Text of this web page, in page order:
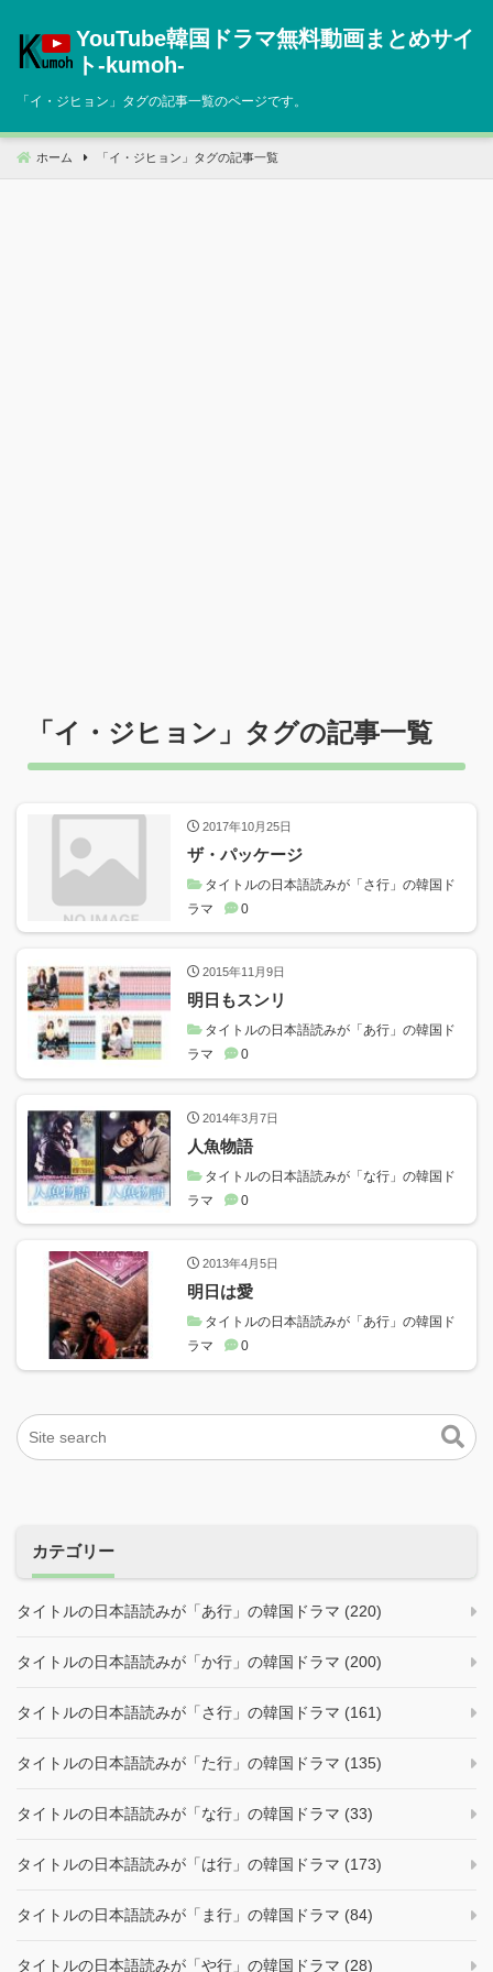
へ
動
YouTube韓国ドラマ無料動画まとめサイ
ト‐kumoh‐
「イ・ジヒョン 」タグの記事一覧のページです。
ホーム 「 イ・ジヒョン 」タグの記事一覧
「イ・ジヒョン 」タグの記事一覧
2017年10月25日
ザ・パッケージ
タイトルの日本語読みが「さ行」の韓国ド
ラマ
0
2015年11月9日
明日もスンリ
タイトルの日本語読みが「あ行」の韓国ド
ラマ
0
2014年3月7日
人魚物語
タイトルの日本語読みが「な行」の韓国ド
ラマ
0
2013年4月5日
明日は愛
タイトルの日本語読みが「あ行」の韓国ド
ラマ
0
カテゴリー
タイトルの日本語読みが「あ行」の韓国ドラマ (220)
タイトルの日本語読みが「か行」の韓国ドラマ (200)
タイトルの日本語読みが「さ行」の韓国ドラマ (161)
タイトルの日本語読みが「た行」の韓国ドラマ (135)
タイトルの日本語読みが「な行」の韓国ドラマ (33)
タイトルの日本語読みが「は行」の韓国ドラマ (173)
タイトルの日本語読みが「ま行」の韓国ドラマ (84)
タイトルの日本語読みが「や行」の韓国ドラマ (28)